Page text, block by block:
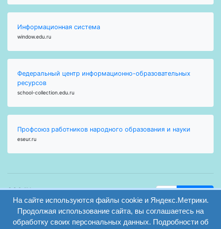
Информационная система
window.edu.ru
Федеральный центр информационно-образовательных
ресурсов
school-collection.edu.ru
Профсоюз работников народного образования и науки
eseur.ru
ООО "Центр
образования и
консалтинга"
Волгоград 2008-
вход
регистрация
Найти
Версия
сайта для
На сайте используются файлы cookie и Яндекс.Метрики.
Продолжая использование сайта, вы соглашаетесь на
обработку своих персональных данных. Подробности об